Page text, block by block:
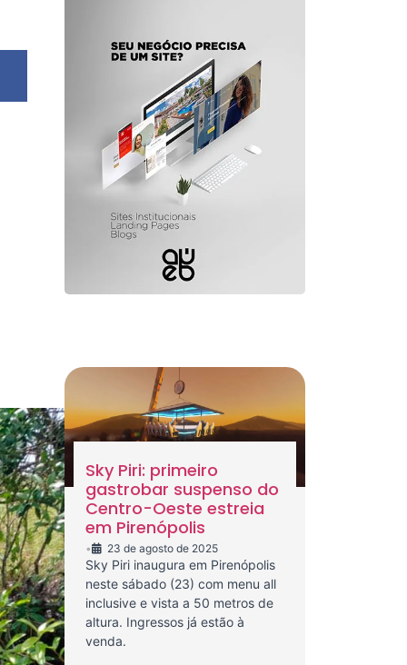
Sky Piri: primeiro
gastrobar suspenso do
Centro-Oeste estreia
em Pirenópolis
• 23 de agosto de 2025
Sky Piri inaugura em Pirenópolis
neste sábado (23) com menu all
inclusive e vista a 50 metros de
altura. Ingressos já estão à
venda.